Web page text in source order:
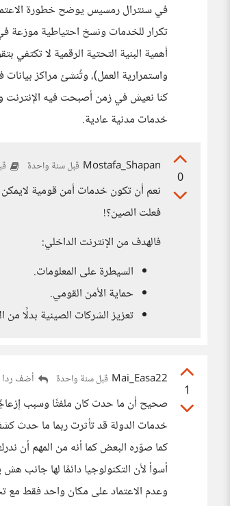
في سنترال رمسيس يوضح خطورة
تكرار للخدمات ونسخ احتياطية موزعة
أهمية البنية التحتية الرقمية لا
واستمرارية العمل)، وتُنشئ مراكز
كنا نعيش في زمن أصبحت فيه الإنترنت
خدمات مدنية عادية.
0
Mostafa_Shapan قبل سنة واحدة
نعم أن تكون خدمات أمن قومية لايمكن
فعلت الصين؟!
فالهدف من الإنترنت الداخلي:
السيطرة على المعلومات.
حماية الأمن القومي.
تعزيز الشركات الصينية بدلًا من
1
Mai_Easa22 قبل سنة واحدة أضف ردا
خدمات الدولة قد تأثرت ربما ما حدث
كما صوّره البعض كما أنه من المهم أن
أسوأ لأن التكنولوجيا دائمًا لها جانب
وعدم الاعتماد على مكان واحد فقط مع